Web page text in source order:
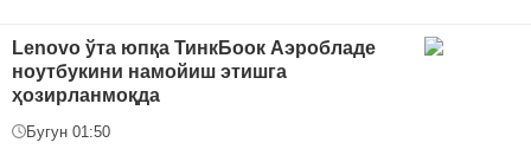
Lenovo ўта юпқа ТинкБоок Аэробладе
ноутбукини намойиш этишга
ҳозирланмоқда
Бугун 01:50